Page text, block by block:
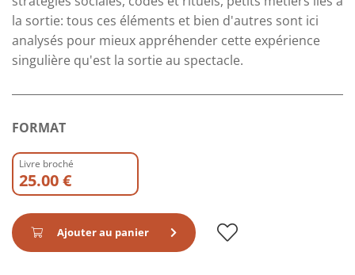
la sortie: tous ces éléments et bien d'autres sont ici
analysés pour mieux appréhender cette expérience
singulière qu'est la sortie au spectacle.
FORMAT
Livre broché
25.00 €
Ajouter au panier